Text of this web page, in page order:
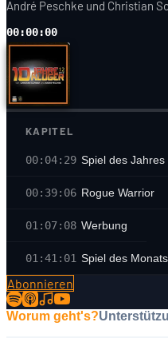
André Peschke und Christian
00:00:00
KAPITEL
00:04:29 Spiel des Jahres
00:39:06 Rogue Warrior
01:07:08 Werbung
01:41:01 Spiel des Monats
Abonnieren
Worum geht's?